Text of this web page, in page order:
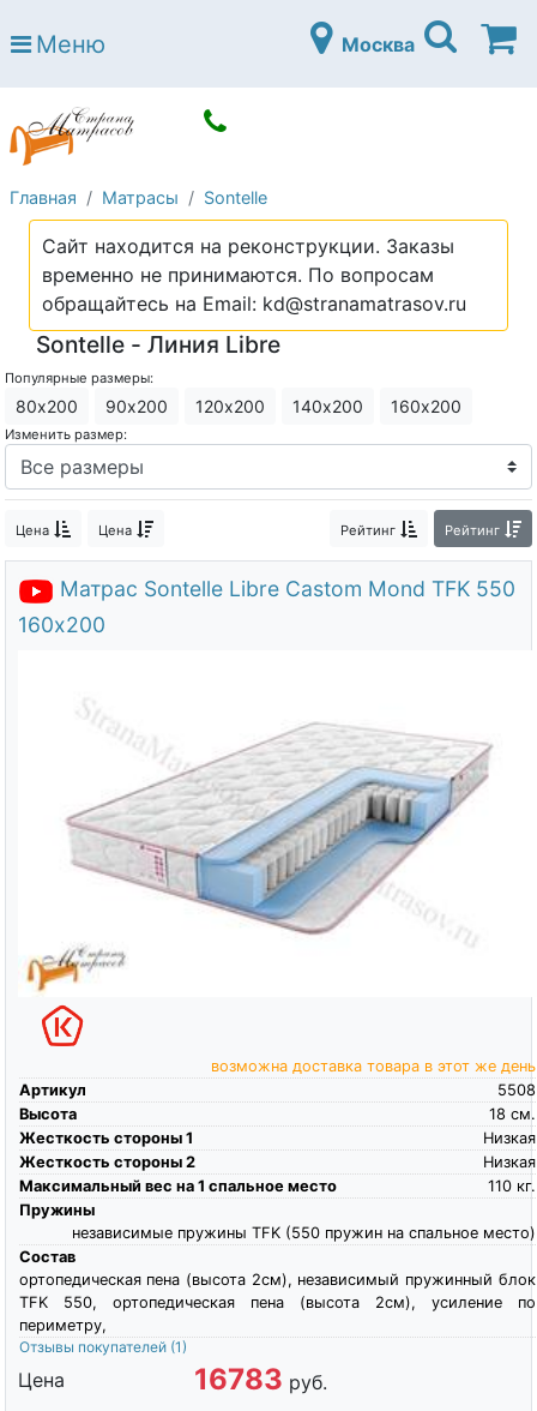
Страна матрасов
Open submenu (Матрасы)
Open submenu (Кровати)
Кровати
Open submenu (Аксессуары)
Open submenu (Диваны)
Диваны
Open submenu (Постельное белье)
Постельное белье
Open submenu (Мебель)
Мебель
Open submenu (Основания)
Основания
Open submenu (Детские матрасы)
Детские матрасы
Open submenu (Детские кровати)
Open submenu (Шкафы)
Шкафы
Контакты
Меню Москва
Главная Матрасы Sontelle
Сайт находится на реконструкции. Заказы
временно не принимаются. По вопросам
обращайтесь на Email: kd@stranamatrasov.ru
Sontelle - Линия Libre
Популярные размеры:
80х200 90х200 120х200 140х200 160х200
Изменить размер:
Цена Цена Рейтинг Рейтинг
Матрас Sontelle Libre Castom Mond TFK 550
160х200
возможна доставка товара в этот же день
Артикул
5508
Высота
см.
18
Жесткость стороны 1
Низкая
Жесткость стороны 2
Низкая
Максимальный вес на 1 спальное место
кг.
110
Пружины
независимые пружины TFK (550 пружин на спальное место)
Состав
ортопедическая пена (высота 2см), независимый пружинный блок
TFK 550, ортопедическая пена (высота 2см), усиление по
периметру,
Отзывы покупателей (1)
Цена 16783 руб.